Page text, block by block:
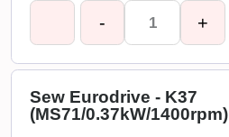
- +
Sew Eurodrive - K37
(MS71/0.37kW/1400rpm)